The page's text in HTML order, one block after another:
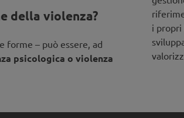
della violenza?
forme – può essere, ad
psicologica o violenza
i